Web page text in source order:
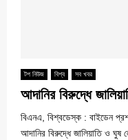
টপ নিউজ বিশ্ব সব খবর
আদানির বিরুদ্ধে
বিএনএ, বিশ্বডেস্ক : বাইডেন
আদানির বিরুদ্ধে জালিয়াতি ও ঘুষ